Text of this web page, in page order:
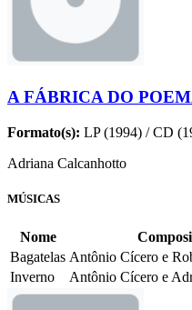
A FÁBRICA DO
Formato(s): LP (1994) / CD
Adriana Calcanhotto
MÚSICAS
Nome
Bagatelas Antônio Cícero e
Inverno
Antônio Cícero e